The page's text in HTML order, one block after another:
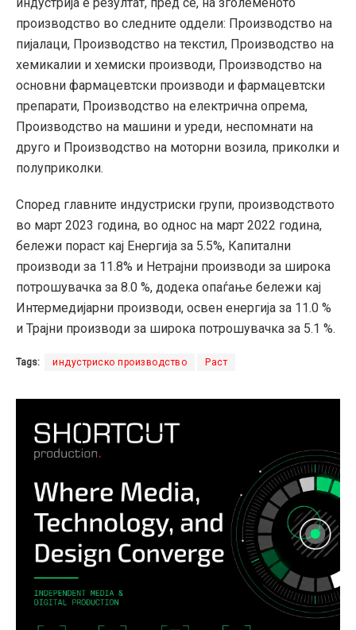
производство во следните оддели: Производство на
пијалаци, Производство на текстил, Производство на
хемикалии и хемиски производи, Производство на
основни фармацевтски производи и фармацевтски
препарати, Производство на електрична опрема,
Производство на машини и уреди, неспомнати на
друго и Производство на моторни возила, приколки и
полуприколки.
Според главните индустриски групи, производството
во март 2023 година, во однос на март 2022 година,
бележи пораст кај Енергија за 5.5%, Капитални
производи за 11.8% и Нетрајни производи за широка
потрошувачка за 8.0 %, додека опаѓање бележи кај
Интермедијарни производи, освен енергија за 11.0 %
и Трајни производи за широка потрошувачка за 5.1 %.
Tags: индустриско производство Раст